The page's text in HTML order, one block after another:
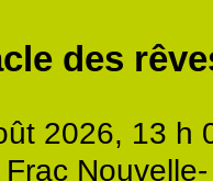
des
2026, 13 h
Nouvelle-